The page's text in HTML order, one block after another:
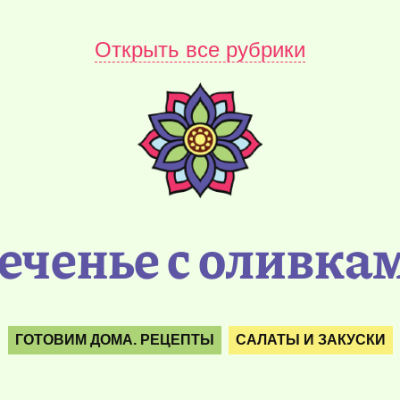
Открыть все рубрики
с
ГОТОВИМ ДОМА. РЕЦЕПТЫ САЛАТЫ И ЗАКУСКИ